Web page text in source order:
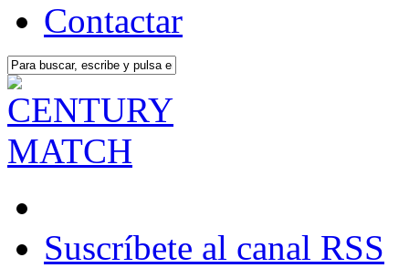
Contactar
Suscríbete al canal RSS